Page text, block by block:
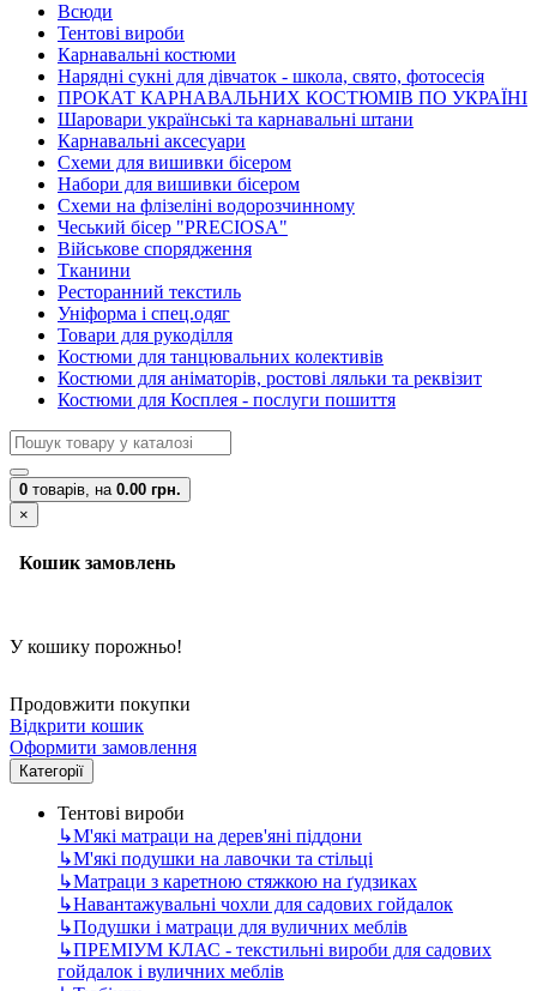
Всюди
Тентові вироби
Карнавальні костюми
Нарядні сукні для дівчаток - школа, свято, фотосесія
ПРОКАТ КАРНАВАЛЬНИХ КОСТЮМІВ ПО УКРАЇНІ
Шаровари українські та карнавальні штани
Карнавальні аксесуари
Схеми для вишивки бісером
Набори для вишивки бісером
Схеми на флізеліні водорозчинному
Чеський бісер "PRECIOSA"
Військове спорядження
Тканини
Ресторанний текстиль
Уніформа і спец.одяг
Товари для рукоділля
Костюми для танцювальних колективів
Костюми для аніматорів, ростові ляльки та реквізит
Костюми для Косплея - послуги пошиття
0 товарів, на 0.00 грн.
×
Кошик замовлень
У кошику порожньо!
Продовжити покупки
Відкрити кошик
Оформити замовлення
Категорії
Тентові вироби
↳М'які матраци на дерев'яні піддони
↳М'які подушки на лавочки та стільці
↳Матраци з каретною стяжкою на ґудзиках
↳Навантажувальні чохли для садових гойдалок
↳Подушки і матраци для вуличних меблів
↳ПРЕМІУМ КЛАС - текстильні вироби для садових
гойдалок і вуличних меблів